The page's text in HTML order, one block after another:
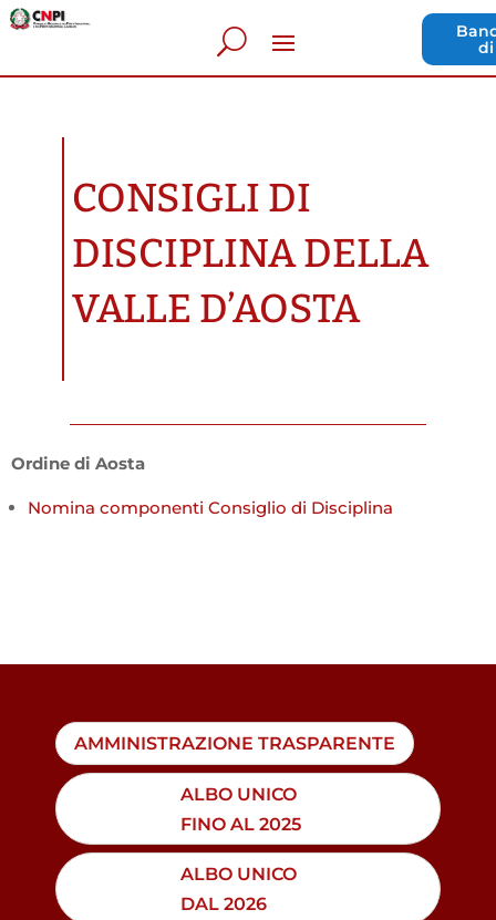
CONSIGLI DI
DISCIPLINA DELLA
VALLE D’AOSTA
Ordine di Aosta
Nomina componenti Consiglio di Disciplina
AMMINISTRAZIONE TRASPARENTE
ALBO UNICO
FINO AL 2025
ALBO UNICO
DAL 2026